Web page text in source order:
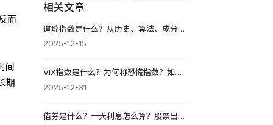
而
间
期
相关文章
道琼指数是什么？从历史、算法、成分股明白怎么看与用？
2025-12-15
VIX指数是什么？为何称恐慌指数？如何解读与美股关系？
2025-12-31
借券是什么？一天利息怎么算？股票出借风险与2026税务